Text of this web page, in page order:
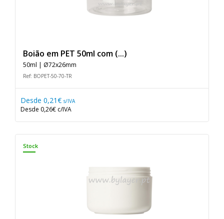
Boião em PET 50ml com (...)
50ml | Ø72x26mm
Ref: BOPET-50-70-TR
Desde 0,21€ s/IVA
Desde 0,26€ c/IVA
Stock